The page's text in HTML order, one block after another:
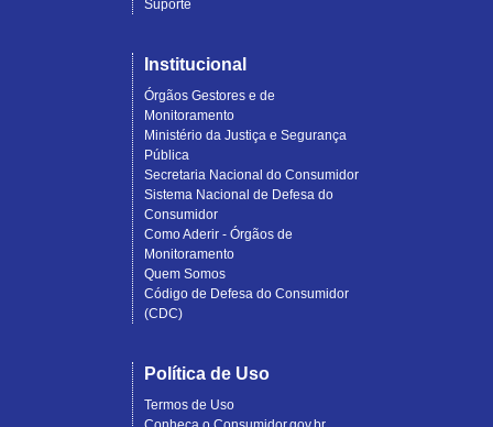
Suporte
Institucional
Órgãos Gestores e de
Monitoramento
Ministério da Justiça e Segurança
Pública
Secretaria Nacional do Consumidor
Sistema Nacional de Defesa do
Consumidor
Como Aderir - Órgãos de
Monitoramento
Quem Somos
Código de Defesa do Consumidor
(CDC)
Política de Uso
Termos de Uso